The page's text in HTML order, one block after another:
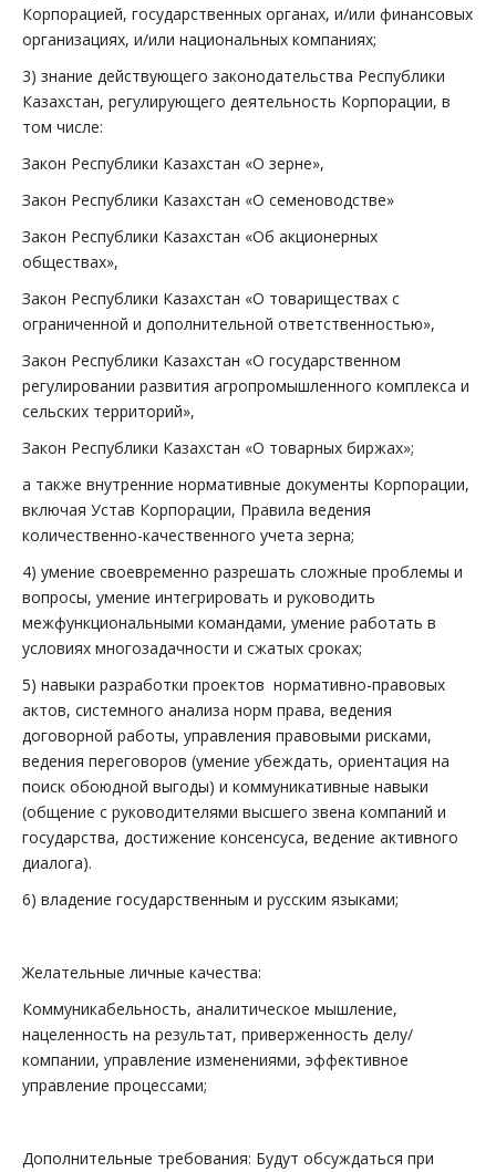
Корпорацией, государственных органах, и/или финансовых
организациях, и/или национальных компаниях;
3) знание действующего законодательства Республики
Казахстан, регулирующего деятельность Корпорации, в
том числе:
Закон Республики Казахстан «О зерне»,
Закон Республики Казахстан «О семеноводстве»
Закон Республики Казахстан «Об акционерных
обществах»,
Закон Республики Казахстан «О товариществах с
ограниченной и дополнительной ответственностью»,
Закон Республики Казахстан «О государственном
регулировании развития агропромышленного комплекса и
сельских территорий»,
Закон Республики Казахстан «О товарных биржах»;
а также внутренние нормативные документы Корпорации,
включая Устав Корпорации, Правила ведения
количественно-качественного учета зерна;
4) умение своевременно разрешать сложные проблемы и
вопросы, умение интегрировать и руководить
межфункциональными командами, умение работать в
условиях многозадачности и сжатых сроках;
5) навыки разработки проектов нормативно-правовых
актов, системного анализа норм права, ведения
договорной работы, управления правовыми рисками,
ведения переговоров (умение убеждать, ориентация на
поиск обоюдной выгоды) и коммуникативные навыки
(общение с руководителями высшего звена компаний и
государства, достижение консенсуса, ведение активного
диалога).
6) владение государственным и русским языками;
Желательные личные качества:
Коммуникабельность, аналитическое мышление,
нацеленность на результат, приверженность делу/
компании, управление изменениями, эффективное
управление процессами;
Дополнительные требования: Будут обсуждаться при